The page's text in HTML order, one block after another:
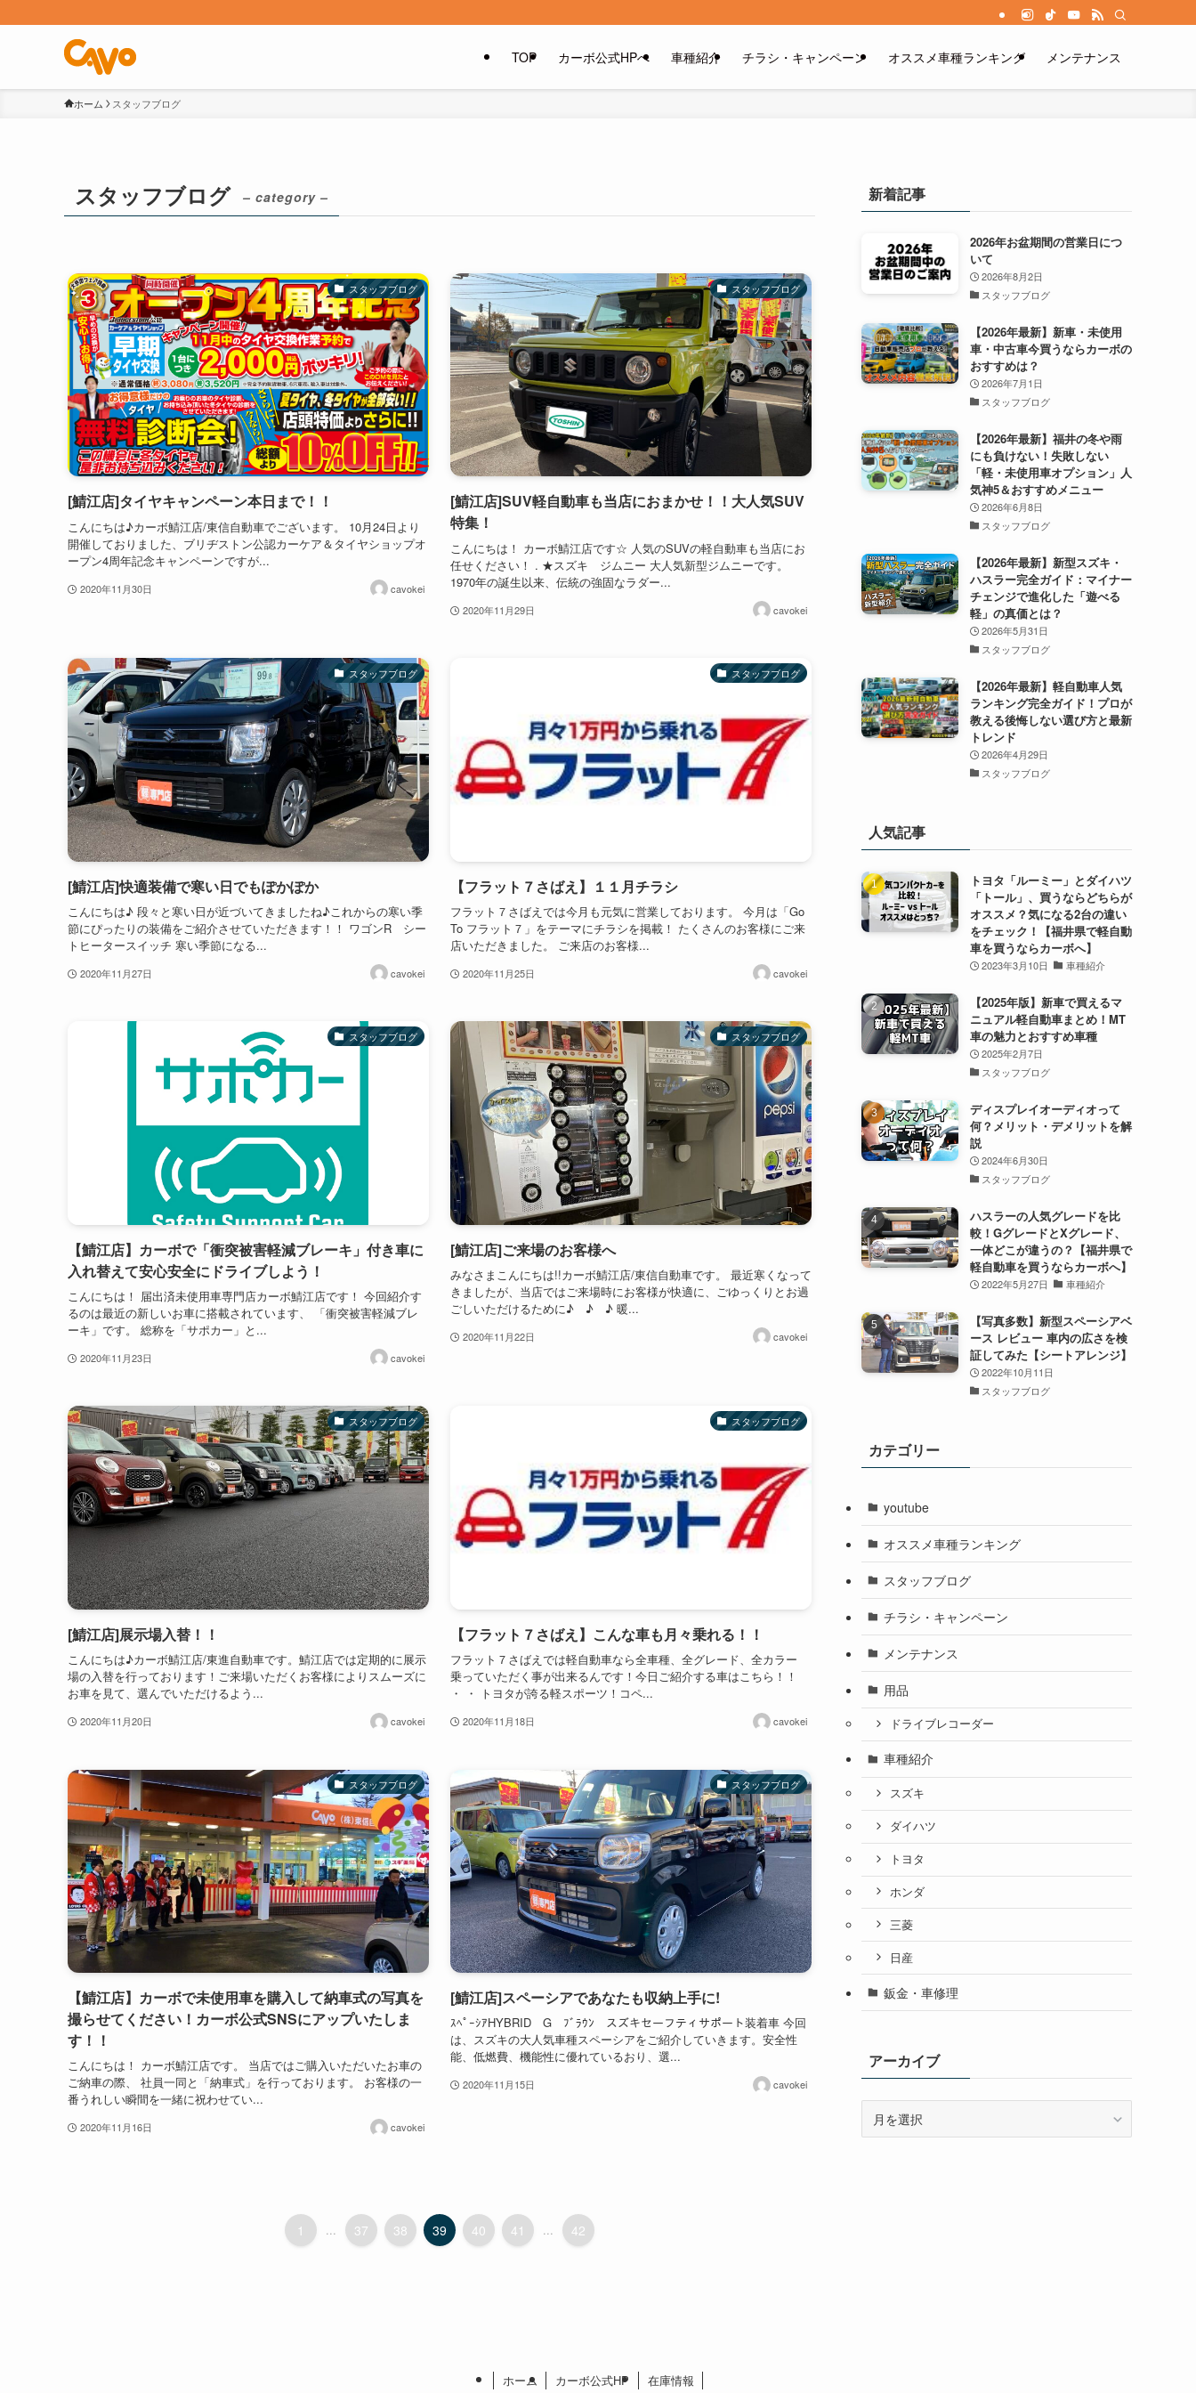
TOP カーボ公式HPへ 車種紹介 チラシ・キャンペーン オススメ車種ランキング メンテナンス
ホーム スタッフブログ
スタッフブログ – category –
スタッフブログ
[鯖江店]タイヤキャンペーン本日まで！！
こんにちは♪カーボ鯖江店/東信自動車でございます。 10月24日より
開催しておりました、ブリヂストン公認カーケア＆タイヤショップオ
ープン4周年記念キャンペーンですが...
2020年11月30日 cavokei
スタッフブログ
[鯖江店]SUV軽自動車も当店におまかせ！！大人気SUV
特集！
こんにちは！ カーボ鯖江店です☆ 人気のSUVの軽自動車も当店にお
任せください！ . ★スズキ ジムニー 大人気新型ジムニーです。
1970年の誕生以来、伝統の強固なラダー...
2020年11月29日 cavokei
スタッフブログ
[鯖江店]快適装備で寒い日でもぽかぽか
こんにちは♪ 段々と寒い日が近づいてきましたね♪これからの寒い季
節にぴったりの装備をご紹介させていただきます！！ ワゴンR シー
トヒータースイッチ 寒い季節になる...
2020年11月27日 cavokei
スタッフブログ
【フラット７さばえ】１１月チラシ
フラット７さばえでは今月も元気に営業しております。 今月は「Go
To フラット７」をテーマにチラシを掲載！ たくさんのお客様にご来
店いただきました。 ご来店のお客様...
2020年11月25日 cavokei
スタッフブログ
【鯖江店】カーボで「衝突被害軽減ブレーキ」付き車に
入れ替えて安心安全にドライブしよう！
こんにちは！ 届出済未使用車専門店カーボ鯖江店です！ 今回紹介す
るのは最近の新しいお車に搭載されています、 「衝突被害軽減ブレ
ーキ」です。 総称を「サポカー」と...
2020年11月23日 cavokei
スタッフブログ
[鯖江店]ご来場のお客様へ
みなさまこんにちは!!カーボ鯖江店/東信自動車です。 最近寒くなって
きましたが、当店ではご来場時にお客様が快適に、ごゆっくりとお過
ごしいただけるために♪ ♪ ♪ 暖...
2020年11月22日 cavokei
スタッフブログ
[鯖江店]展示場入替！！
こんにちは♪カーボ鯖江店/東進自動車です。鯖江店では定期的に展示
場の入替を行っております！ご来場いただくお客様によりスムーズに
お車を見て、選んでいただけるよう...
2020年11月20日 cavokei
スタッフブログ
【フラット７さばえ】こんな車も月々乗れる！！
フラット７さばえでは軽自動車なら全車種、全グレード、全カラー
乗っていただく事が出来るんです！今日ご紹介する車はこちら！！
・ ・ トヨタが誇る軽スポーツ！コペ...
2020年11月18日 cavokei
スタッフブログ
【鯖江店】カーボで未使用車を購入して納車式の写真を
撮らせてください！カーボ公式SNSにアップいたしま
す！！
こんにちは！ カーボ鯖江店です。 当店ではご購入いただいたお車の
ご納車の際、 社員一同と「納車式」を行っております。 お客様の一
番うれしい瞬間を一緒に祝わせてい...
2020年11月16日 cavokei
スタッフブログ
[鯖江店]スペーシアであなたも収納上手に!
ｽﾍﾟｰｼｱHYBRID G ﾌﾞﾗｳﾝ スズキセーフティサポート装着車 今回
は、スズキの大人気車種スペーシアをご紹介していきます。安全性
能、低燃費、機能性に優れているおり、選...
2020年11月15日 cavokei
1 ... 37 38 39 40 41 ... 42
新着記事
2026年お盆期間の営業日につ
いて
2026年8月2日
スタッフブログ
【2026年最新】新車・未使用
車・中古車今買うならカーボの
おすすめは？
2026年7月1日
スタッフブログ
【2026年最新】福井の冬や雨
にも負けない！失敗しない
「軽・未使用車オプション」人
気神5＆おすすめメニュー
2026年6月8日
スタッフブログ
【2026年最新】新型スズキ・
ハスラー完全ガイド：マイナー
チェンジで進化した「遊べる
軽」の真価とは？
2026年5月31日
スタッフブログ
【2026年最新】軽自動車人気
ランキング完全ガイド！プロが
教える後悔しない選び方と最新
トレンド
2026年4月29日
スタッフブログ
人気記事
トヨタ「ルーミー」とダイハツ
「トール」、買うならどちらが
オススメ？気になる2台の違い
をチェック！【福井県で軽自動
車を買うならカーボへ】
2023年3月10日 車種紹介
【2025年版】新車で買えるマ
ニュアル軽自動車まとめ！MT
車の魅力とおすすめ車種
2025年2月7日
スタッフブログ
ディスプレイオーディオって
何？メリット・デメリットを解
説
2024年6月30日
スタッフブログ
ハスラーの人気グレードを比
較！GグレードとXグレード、
一体どこが違うの？【福井県で
軽自動車を買うならカーボへ】
2022年5月27日 車種紹介
【写真多数】新型スペーシアベ
ース レビュー 車内の広さを検
証してみた【シートアレンジ】
2022年10月11日
スタッフブログ
カテゴリー
youtube
オススメ車種ランキング
スタッフブログ
チラシ・キャンペーン
メンテナンス
用品
ドライブレコーダー
車種紹介
スズキ
ダイハツ
トヨタ
ホンダ
三菱
日産
鈑金・車修理
アーカイブ
ホーム カーボ公式HP 在庫情報